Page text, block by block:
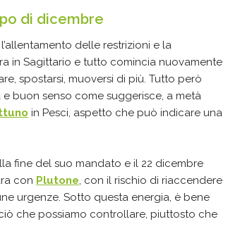
di dicembre
l’allentamento delle restrizioni e la
in Sagittario e tutto comincia nuovamente
spostarsi, muoversi di più. Tutto però
buon senso come suggerisce, a metà
in Pesci, aspetto che può indicare una
fine del suo mandato e il 22 dicembre
con Plutone, con il rischio di riaccendere
urgenze. Sotto questa energia, è bene
che possiamo controllare, piuttosto che